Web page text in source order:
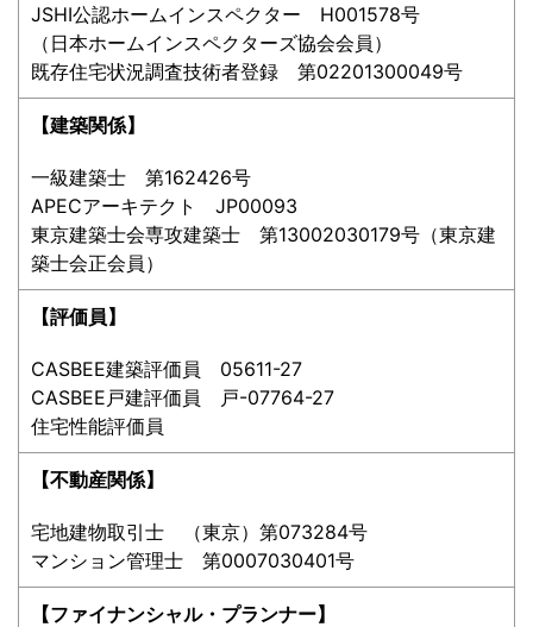
JSHI公認ホームインスペクター H001578号
（日本ホームインスペクターズ協会会員）
既存住宅状況調査技術者登録 第02201300049号
【建築関係】
一級建築士 第162426号
APECアーキテクト JP00093
東京建築士会専攻建築士 第13002030179号（東京建
築士会正会員）
【評価員】
CASBEE建築評価員 05611-27
CASBEE戸建評価員 戸-07764-27
住宅性能評価員
【不動産関係】
宅地建物取引士 （東京）第073284号
マンション管理士 第0007030401号
【ファイナンシャル・プランナー】